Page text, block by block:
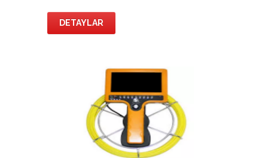
DETAYLAR